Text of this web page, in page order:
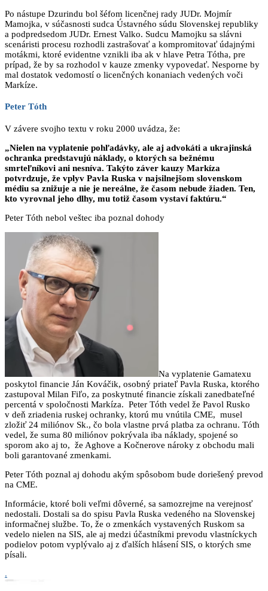
Po nástupe Dzurindu bol šéfom licenčnej rady JUDr. Mojmír
Mamojka, v súčasnosti sudca Ústavného súdu Slovenskej republiky
a podpredsedom JUDr. Ernest Valko. Sudcu Mamojku sa slávni
scenáristi procesu rozhodli zastrašovať a kompromitovať údajnými
motákmi, ktoré evidentne vznikli iba ak v hlave Petra Tótha, pre
prípad, že by sa rozhodol v kauze zmenky vypovedať. Nesporne by
mal dostatok vedomostí o licenčných konaniach vedených voči
Markíze.
Peter Tóth
V závere svojho textu v roku 2000 uvádza, že:
„Nielen na vyplatenie pohľadávky, ale aj advokáti a ukrajinská
ochranka predstavujú náklady, o ktorých sa bežnému
smrteľníkovi ani nesníva. Takýto záver kauzy Markíza
potvrdzuje, že vplyv Pavla Ruska v najsilnejšom slovenskom
médiu sa znižuje a nie je nereálne, že časom nebude žiaden. Ten,
kto vyrovnal jeho dlhy, mu totiž časom vystaví faktúru.“
Peter Tóth nebol veštec iba poznal dohody
Na vyplatenie Gamatexu
poskytol financie Ján Kováčik, osobný priateľ Pavla Ruska, ktorého
zastupoval Milan Fiľo, za poskytnuté financie získali zanedbateľné
percentá v spoločnosti Markíza. Peter Tóth vedel že Pavol Rusko
v deň zriadenia ruskej ochranky, ktorú mu vnútila CME, musel
zložiť 24 miliónov Sk., čo bola vlastne prvá platba za ochranu. Tóth
vedel, že suma 80 miliónov pokrývala iba náklady, spojené so
sporom ako aj to, že Aghove a Kočnerove nároky z obchodu mali
boli garantované zmenkami.
Peter Tóth poznal aj dohodu akým spôsobom bude doriešený prevod
na CME.
Informácie, ktoré boli veľmi dôverné, sa samozrejme na verejnosť
nedostali. Dostali sa do spisu Pavla Ruska vedeného na Slovenskej
informačnej službe. To, že o zmenkách vystavených Ruskom sa
vedelo nielen na SIS, ale aj medzi účastníkmi prevodu vlastníckych
podielov potom vyplývalo aj z ďalších hlásení SIS, o ktorých sme
písali.
.